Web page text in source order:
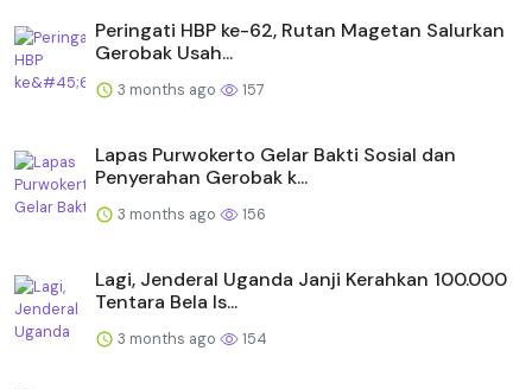
Peringati HBP ke-62, Rutan Magetan Salurkan
Gerobak Usah...
3 months ago 157
Lapas Purwokerto Gelar Bakti Sosial dan
Penyerahan Gerobak k...
3 months ago 156
Lagi, Jenderal Uganda Janji Kerahkan 100.000
Tentara Bela Is...
3 months ago 154